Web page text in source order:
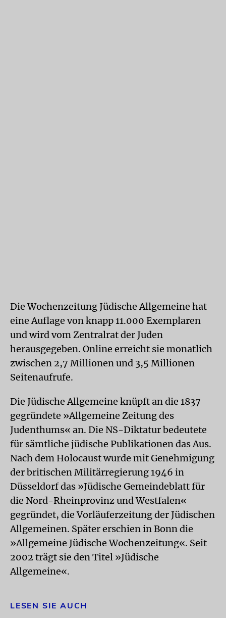
Die Wochenzeitung Jüdische Allgemeine hat
eine Auflage von knapp 11.000 Exemplaren
und wird vom Zentralrat der Juden
herausgegeben. Online erreicht sie monatlich
zwischen 2,7 Millionen und 3,5 Millionen
Seitenaufrufe.
Die Jüdische Allgemeine knüpft an die 1837
gegründete »Allgemeine Zeitung des
Judenthums« an. Die NS-Diktatur bedeutete
für sämtliche jüdische Publikationen das Aus.
Nach dem Holocaust wurde mit Genehmigung
der britischen Militärregierung 1946 in
Düsseldorf das »Jüdische Gemeindeblatt für
die Nord-Rheinprovinz und Westfalen«
gegründet, die Vorläuferzeitung der Jüdischen
Allgemeinen. Später erschien in Bonn die
»Allgemeine Jüdische Wochenzeitung«. Seit
2002 trägt sie den Titel »Jüdische
Allgemeine«.
LESEN SIE AUCH